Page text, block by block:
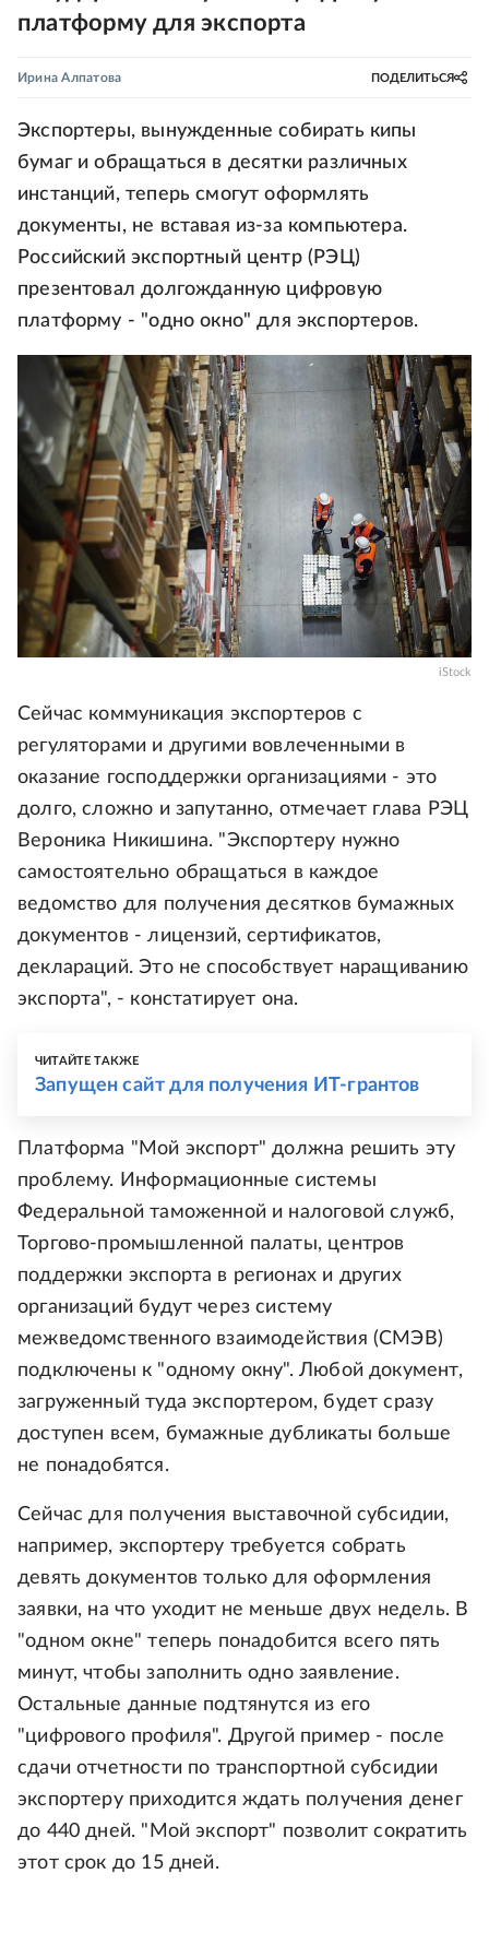
платформу для экспорта
Ирина Алпатова ПОДЕЛИТЬСЯ
Экспортеры, вынужденные собирать кипы
бумаг и обращаться в десятки различных
инстанций, теперь смогут оформлять
документы, не вставая из-за компьютера.
Российский экспортный центр (РЭЦ)
презентовал долгожданную цифровую
платформу - "одно окно" для экспортеров.
iStock
Сейчас коммуникация экспортеров с
регуляторами и другими вовлеченными в
оказание господдержки организациями - это
долго, сложно и запутанно, отмечает глава РЭЦ
Вероника Никишина. "Экспортеру нужно
самостоятельно обращаться в каждое
ведомство для получения десятков бумажных
документов - лицензий, сертификатов,
деклараций. Это не способствует наращиванию
экспорта", - констатирует она.
ЧИТАЙТЕ ТАКЖЕ
Запущен сайт для получения ИТ-грантов
Платформа "Мой экспорт" должна решить эту
проблему. Информационные системы
Федеральной таможенной и налоговой служб,
Торгово-промышленной палаты, центров
поддержки экспорта в регионах и других
организаций будут через систему
межведомственного взаимодействия (СМЭВ)
подключены к "одному окну". Любой документ,
загруженный туда экспортером, будет сразу
доступен всем, бумажные дубликаты больше
не понадобятся.
Сейчас для получения выставочной субсидии,
например, экспортеру требуется собрать
девять документов только для оформления
заявки, на что уходит не меньше двух недель. В
"одном окне" теперь понадобится всего пять
минут, чтобы заполнить одно заявление.
Остальные данные подтянутся из его
"цифрового профиля". Другой пример - после
сдачи отчетности по транспортной субсидии
экспортеру приходится ждать получения денег
до 440 дней. "Мой экспорт" позволит сократить
этот срок до 15 дней.